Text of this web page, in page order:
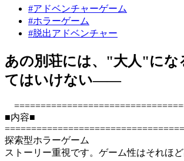
#アドベンチャーゲーム
#ホラーゲーム
#脱出アドベンチャー
あの別荘には、"大人"にな
てはいけない――
■内容■
探索型ホラーゲーム
ストーリー重視です。ゲーム性はそれほど